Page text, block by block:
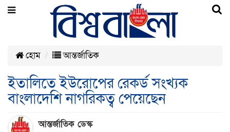
হোম আন্তর্জাতিক
ইতালিতে ইউরোপের রেকর্ড সংখ্যক
বাংলাদেশি নাগরিকত্ব পেয়েছেন
আন্তর্জাতিক ডেস্ক